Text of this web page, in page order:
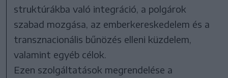
struktúrákba való integráció, a polgárok
szabad mozgása, az emberkereskedelem és a
transznacionális bűnözés elleni küzdelem,
valamint egyéb célok.
Ezen szolgáltatások megrendelése a